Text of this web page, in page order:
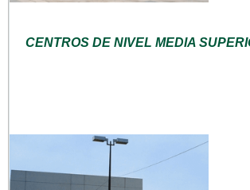
CENTROS DE NIVEL MEDIA